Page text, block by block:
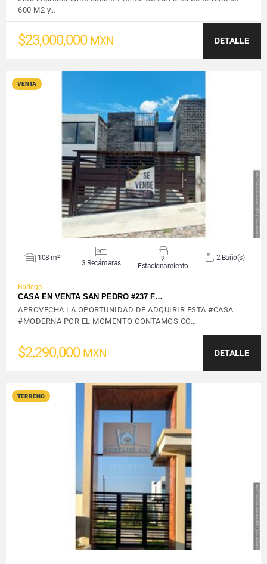
600 M2 y…
$23,000,000 MXN DETALLE
VENTA
VER DETALLES
108 m²
3 Recámaras
2
Estacionamiento
2 Baño(s)
Bodega
CASA EN VENTA SAN PEDRO #237 F…
APROVECHA LA OPORTUNIDAD DE ADQUIRIR ESTA #CASA
#MODERNA POR EL MOMENTO CONTAMOS CO…
$2,290,000 MXN DETALLE
TERRENO
VER DETALLES